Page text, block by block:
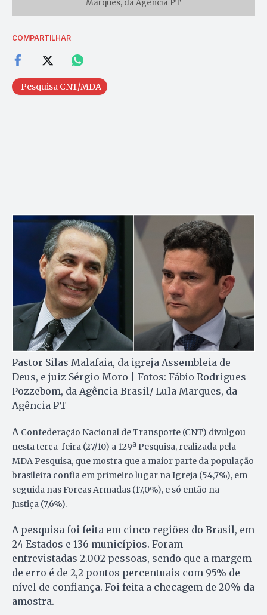
Marques, da Agência PT
COMPARTILHAR
Pesquisa CNT/MDA
Pastor Silas Malafaia, da igreja Assembleia de
Deus, e juiz Sérgio Moro | Fotos: Fábio Rodrigues
Pozzebom, da Agência Brasil/ Lula Marques, da
Agência PT
A Confederação Nacional de Transporte (CNT) divulgou
nesta terça-feira (27/10) a 129ª Pesquisa, realizada pela
MDA Pesquisa, que mostra que a maior parte da população
brasileira confia em primeiro lugar na Igreja (54,7%), em
seguida nas Forças Armadas (17,0%), e só então na
Justiça (7,6%).
A pesquisa foi feita em cinco regiões do Brasil, em
24 Estados e 136 municípios. Foram
entrevistadas 2.002 pessoas, sendo que a margem
de erro é de 2,2 pontos percentuais com 95% de
nível de confiança. Foi feita a checagem de 20% da
amostra.